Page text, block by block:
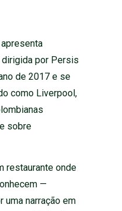
dirigida por Persis
de 2017 e se
como Liverpool,
sobre
restaurante onde
—
uma narração em